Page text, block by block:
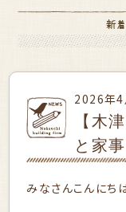
2026年4
【木
と家
みなさんこんにちは